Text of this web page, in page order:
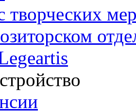
творческих